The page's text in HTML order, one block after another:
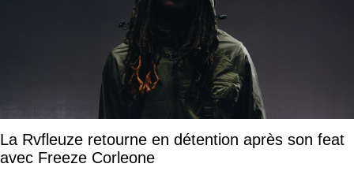
La Rvfleuze retourne en détention après son feat
avec Freeze Corleone